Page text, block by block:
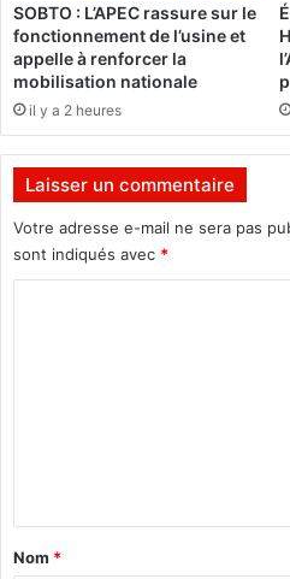
"
S
a
r
a
a
r
b
a
SOBTO : L’APEC rassure sur le
fonctionnement de l’usine et
appelle à renforcer la
mobilisation nationale
il y a 2 heures
Laisser un commentaire
Votre adresse e-mail ne sera pas
sont indiqués avec *
a
Nom *